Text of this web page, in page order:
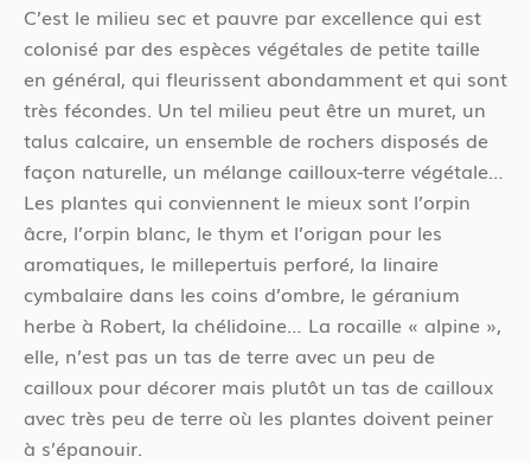
C’est le milieu sec et pauvre par excellence qui est
colonisé par des espèces végétales de petite taille
en général, qui fleurissent abondamment et qui sont
très fécondes. Un tel milieu peut être un muret, un
talus calcaire, un ensemble de rochers disposés de
façon naturelle, un mélange cailloux-terre végétale…
Les plantes qui conviennent le mieux sont l’orpin
âcre, l’orpin blanc, le thym et l’origan pour les
aromatiques, le millepertuis perforé, la linaire
cymbalaire dans les coins d’ombre, le géranium
herbe à Robert, la chélidoine… La rocaille « alpine »,
elle, n’est pas un tas de terre avec un peu de
cailloux pour décorer mais plutôt un tas de cailloux
avec très peu de terre où les plantes doivent peiner
à s’épanouir.